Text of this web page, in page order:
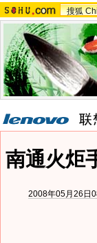
搜狐
南通火炬
2008年05月26日